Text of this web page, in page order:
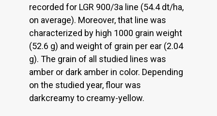
recorded for LGR 900/3a line (54.4 dt/ha,
on average). Moreover, that line was
characterized by high 1000 grain weight
(52.6 g) and weight of grain per ear (2.04
g). The grain of all studied lines was
amber or dark amber in color. Depending
on the studied year, flour was
darkcreamy to creamy-yellow.